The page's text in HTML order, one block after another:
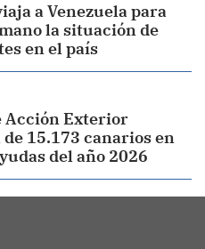
a Venezuela para
la situación de
en el país
Acción Exterior
15.173 canarios en
del año 2026